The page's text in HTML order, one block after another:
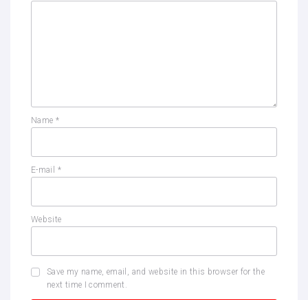
Name *
E-mail *
Website
Save my name, email, and website in this browser for the
next time I comment.